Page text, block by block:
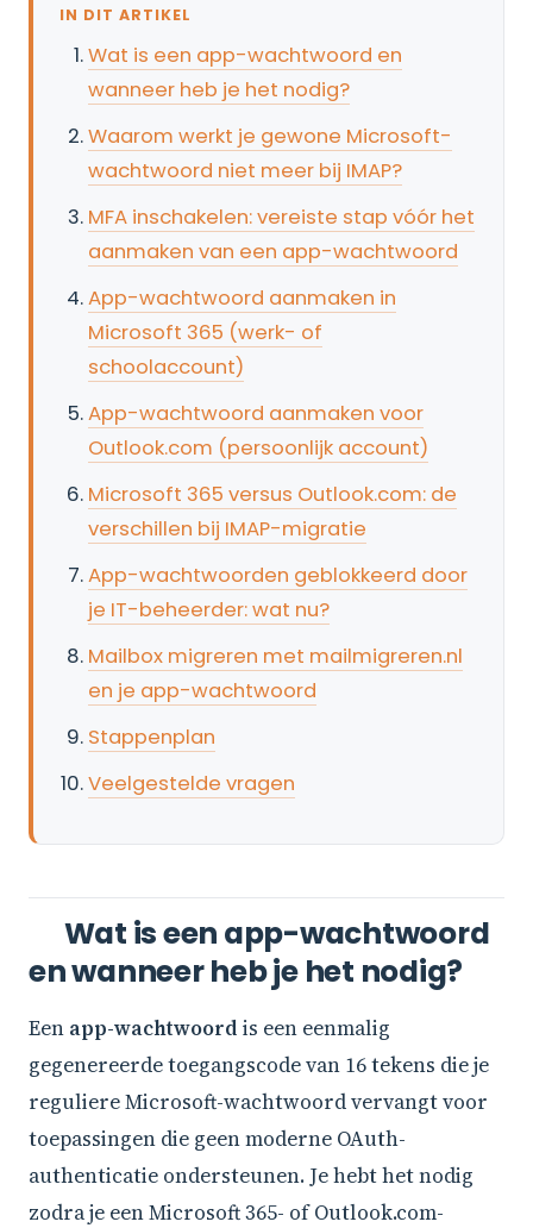
IN DIT ARTIKEL
Wat is een app-wachtwoord en
wanneer heb je het nodig?
Waarom werkt je gewone Microsoft-
wachtwoord niet meer bij IMAP?
MFA inschakelen: vereiste stap vóór het
aanmaken van een app-wachtwoord
App-wachtwoord aanmaken in
Microsoft 365 (werk- of
schoolaccount)
App-wachtwoord aanmaken voor
Outlook.com (persoonlijk account)
Microsoft 365 versus Outlook.com: de
verschillen bij IMAP-migratie
App-wachtwoorden geblokkeerd door
je IT-beheerder: wat nu?
Mailbox migreren met mailmigreren.nl
en je app-wachtwoord
Stappenplan
Veelgestelde vragen
Wat is een app-wachtwoord
en wanneer heb je het nodig?
Een app-wachtwoord is een eenmalig
gegenereerde toegangscode van 16 tekens die je
reguliere Microsoft-wachtwoord vervangt voor
toepassingen die geen moderne OAuth-
authenticatie ondersteunen. Je hebt het nodig
zodra je een Microsoft 365- of Outlook.com-